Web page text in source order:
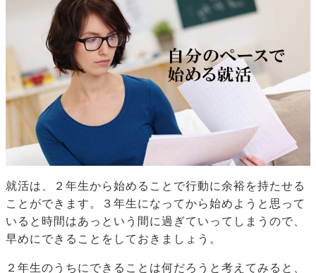
就活は、２年生から始めることで行動に余裕を持たせる
ことができます。３年生になってから始めようと思って
いると時間はあっという間に過ぎていってしまうので、
早めにできることをしておきましょう。
２年生のうちにできることは何だろうと考えてみると、